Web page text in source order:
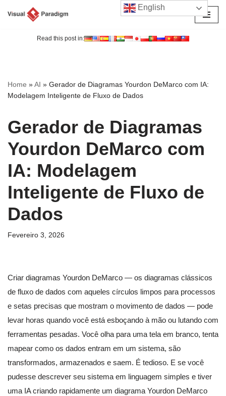
Read this post in:
Home »AI » Gerador de Diagramas Yourdon DeMarco com IA:
Modelagem Inteligente de Fluxo de Dados
Gerador de Diagramas
Yourdon DeMarco com
IA: Modelagem
Inteligente de Fluxo de
Dados
Fevereiro 3, 2026
Criar diagramas Yourdon DeMarco — os diagramas clássicos
de fluxo de dados com aqueles círculos limpos para processos
e setas precisas que mostram o movimento de dados — pode
levar horas quando você está esboçando à mão ou lutando com
ferramentas pesadas. Você olha para uma tela em branco, tenta
mapear como os dados entram em um sistema, são
transformados, armazenados e saem. É tedioso. E se você
pudesse descrever seu sistema em linguagem simples e tiver
uma IA criando rapidamente um diagrama Yourdon DeMarco
English